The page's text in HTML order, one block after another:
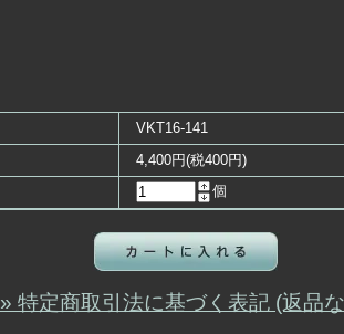
VKT16-141
4,400円(税400円)
個
» 特定商取引法に基づく表記 (返品